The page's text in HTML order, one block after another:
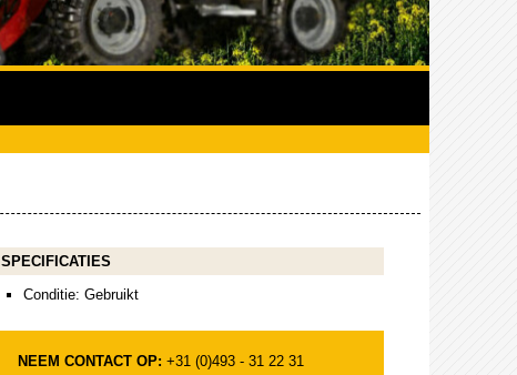
SPECIFICATIES
Conditie: Gebruikt
NEEM CONTACT OP: +31 (0)493 - 31 22 31